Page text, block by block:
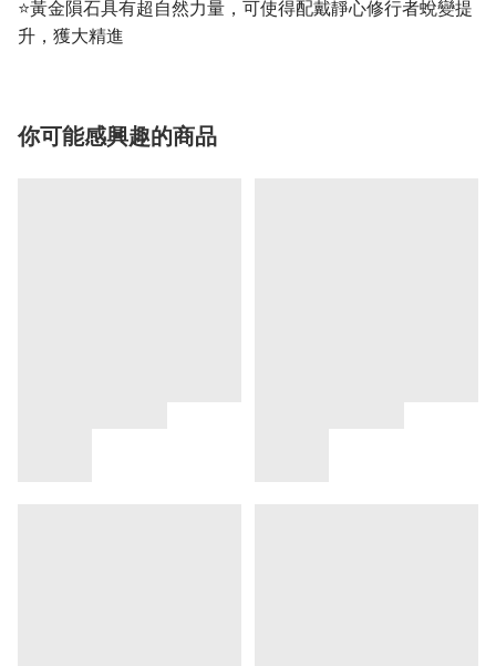
⭐黃金隕石具有超自然力量，可使得配戴靜心修行者蛻變提
升，獲大精進
你可能感興趣的商品